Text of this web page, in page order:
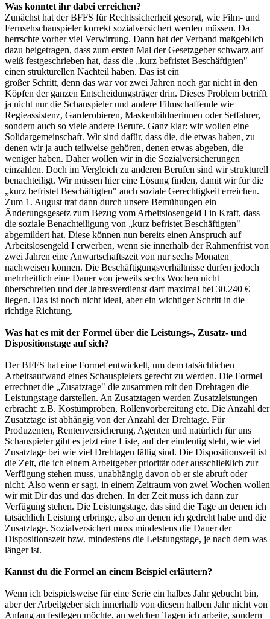
Was konntet ihr dabei erreichen?
Zunächst hat der BFFS für Rechtssicherheit gesorgt, wie Film- und
Fernsehschauspieler korrekt sozialversichert werden müssen. Da
herrschte vorher viel Verwirrung. Dann hat der Verband maßgeblich
dazu beigetragen, dass zum ersten Mal der Gesetzgeber schwarz auf
weiß festgeschrieben hat, dass die „kurz befristet Beschäftigten"
einen strukturellen Nachteil haben. Das ist ein
großer Schritt, denn das war vor zwei Jahren noch gar nicht in den
Köpfen der ganzen Entscheidungsträger drin. Dieses Problem betrifft
ja nicht nur die Schauspieler und andere Filmschaffende wie
Regieassistenz, Garderobieren, Maskenbildnerinnen oder Setfahrer,
sondern auch so viele andere Berufe. Ganz klar: wir wollen eine
Solidargemeinschaft. Wir sind dafür, dass die, die etwas haben, zu
denen wir ja auch teilweise gehören, denen etwas abgeben, die
weniger haben. Daher wollen wir in die Sozialversicherungen
einzahlen. Doch im Vergleich zu anderen Berufen sind wir strukturell
benachteiligt. Wir müssen hier eine Lösung finden, damit wir für die
„kurz befristet Beschäftigten" auch soziale Gerechtigkeit erreichen.
Zum 1. August trat dann durch unsere Bemühungen ein
Änderungsgesetz zum Bezug vom Arbeitslosengeld I in Kraft, dass
die soziale Benachteiligung von „kurz befristet Beschäftigten"
abgemildert hat. Diese können nun bereits einen Anspruch auf
Arbeitslosengeld I erwerben, wenn sie innerhalb der Rahmenfrist von
zwei Jahren eine Anwartschaftszeit von nur sechs Monaten
nachweisen können. Die Beschäftigungsverhältnisse dürfen jedoch
mehrheitlich eine Dauer von jeweils sechs Wochen nicht
überschreiten und der Jahresverdienst darf maximal bei 30.240 €
liegen. Das ist noch nicht ideal, aber ein wichtiger Schritt in die
richtige Richtung.
Was hat es mit der Formel über die Leistungs-, Zusatz- und
Dispositionstage auf sich?
Der BFFS hat eine Formel entwickelt, um dem tatsächlichen
Arbeitsaufwand eines Schauspielers gerecht zu werden. Die Formel
errechnet die „Zusatztage" die zusammen mit den Drehtagen die
Leistungstage darstellen. An Zusatztagen werden Zusatzleistungen
erbracht: z.B. Kostümproben, Rollenvorbereitung etc. Die Anzahl der
Zusatztage ist abhängig von der Anzahl der Drehtage. Für
Produzenten, Rentenversicherung, Agenten und natürlich für uns
Schauspieler gibt es jetzt eine Liste, auf der eindeutig steht, wie viel
Zusatztage bei wie viel Drehtagen fällig sind. Die Dispositionszeit ist
die Zeit, die ich einem Arbeitgeber prioritär oder ausschließlich zur
Verfügung stehen muss, unabhängig davon ob er sie abruft oder
nicht. Also wenn er sagt, in einem Zeitraum von zwei Wochen wollen
wir mit Dir das und das drehen. In der Zeit muss ich dann zur
Verfügung stehen. Die Leistungstage, das sind die Tage an denen ich
tatsächlich Leistung erbringe, also an denen ich gedreht habe und die
Zusatztage. Sozialversichert muss mindestens die Dauer der
Dispositionszeit bzw. mindestens die Leistungstage, je nach dem was
länger ist.
Kannst du die Formel an einem Beispiel erläutern?
Wenn ich beispielsweise für eine Serie ein halbes Jahr gebucht bin,
aber der Arbeitgeber sich innerhalb von diesem halben Jahr nicht von
Anfang an festlegen möchte, an welchen Tagen ich arbeite, sondern